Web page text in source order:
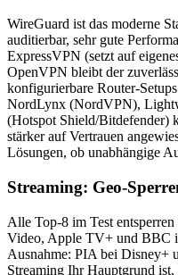
WireGuard ist das moderne
auditierbar, sehr gute
ExpressVPN (setzt auf
OpenVPN bleibt der
konfigurierbare Router-
NordLynx (NordVPN),
(Hotspot Shield/Bitdefender)
stärker auf Vertrauen
Lösungen, ob unabhängige
Streaming: Geo-
Alle Top-8 im Test
Video, Apple TV+ und BBC
Ausnahme: PIA bei Disney+
Streaming Ihr Hauptgrund